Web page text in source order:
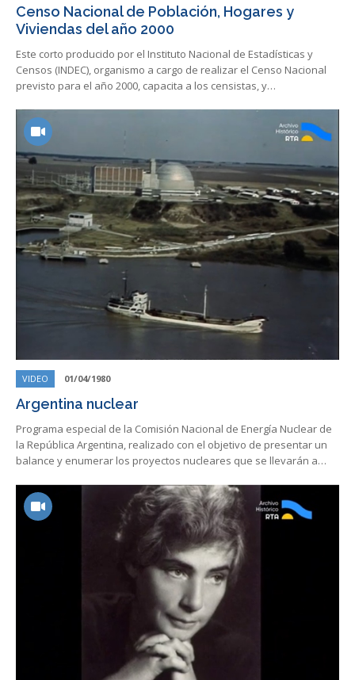
Censo Nacional de Población, Hogares y
Viviendas del año 2000
Este corto producido por el Instituto Nacional de Estadísticas y
Censos (INDEC), organismo a cargo de realizar el Censo Nacional
previsto para el año 2000, capacita a los censistas, y…
VIDEO 01/04/1980
Argentina nuclear
Programa especial de la Comisión Nacional de Energía Nuclear de
la República Argentina, realizado con el objetivo de presentar un
balance y enumerar los proyectos nucleares que se llevarán a…